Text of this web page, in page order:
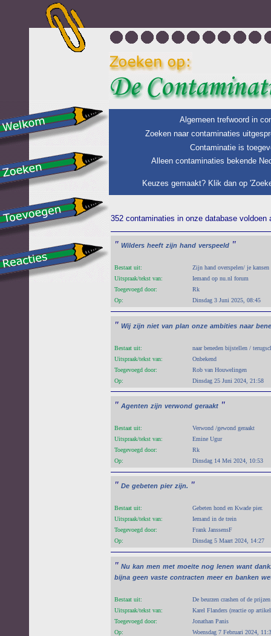
Algemeen trefwoord in
Zoeken naar contaminaties
Contaminatie is
Alleen contaminaties bekende
Keuzes gemaakt? Klik dan op
352 contaminaties in onze database voldoen
" Wilders heeft zijn hand verspeeld "
Bestaat uit:
Zijn hand overspelen/ je kansen
Uitspraak/tekst van:
Iemand op nu.nl forum
Toegevoegd door:
Rk
Op:
Dinsdag 3 Juni 2025, 08:45
" Wij zijn niet van plan onze ambities naar
Bestaat uit:
naar beneden bijstellen /
Uitspraak/tekst van:
Onbekend
Toegevoegd door:
Rob van Houwelingen
Op:
Dinsdag 25 Juni 2024, 21:58
" Agenten zijn verwond geraakt "
Bestaat uit:
Verwond /gewond geraakt
Uitspraak/tekst van:
Emine Ugur
Toegevoegd door:
Rk
Op:
Dinsdag 14 Mei 2024, 10:53
" De gebeten pier zijn. "
Bestaat uit:
Gebeten hond en Kwade pier.
Uitspraak/tekst van:
Iemand in de trein
Toegevoegd door:
Frank JanssensF
Op:
Dinsdag 5 Maart 2024, 14:27
" Nu kan men met moeite nog lenen want
bijna geen vaste contracten meer en banken
Bestaat uit:
De beurzen crashen of de
Uitspraak/tekst van:
Karel Flanders (reactie op
Toegevoegd door:
Jonathan Panis
Op:
Woensdag 7 Februari 2024,